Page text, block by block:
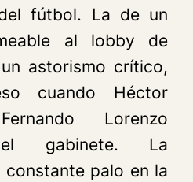
fútbol. La de un
al lobby de
astorismo crítico,
cuando Héctor
Lorenzo
el gabinete. La
palo en la